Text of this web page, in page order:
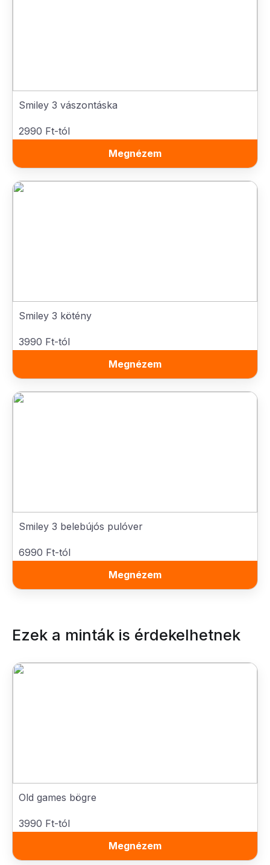
Smiley 3 vászontáska
2990 Ft-tól
Megnézem
Smiley 3 kötény
3990 Ft-tól
Megnézem
Smiley 3 belebújós pulóver
6990 Ft-tól
Megnézem
Ezek a minták is érdekelhetnek
Old games bögre
3990 Ft-tól
Megnézem